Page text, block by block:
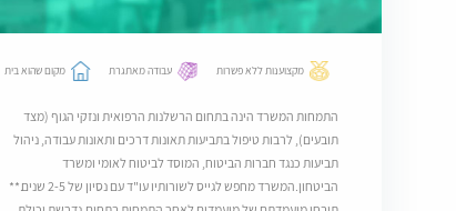
מקצוענות ללא פשרות עבודה מאתגרת מקום שהוא בית
התמחות המשרד הינה בתחום הרשלנות הרפואית ונזקי הגוף (מצד
תובעים), לרבות טיפול בתביעות תאונות דרכים ותאונות עבודה, ניהול
תביעות כנגד חברות הביטוח, המוסד לביטוח לאומי ומשרד
הביטחון.המשרד מחפש לגייס לשורותיו עו"ד עם נסיון של 2-5 שנים.**